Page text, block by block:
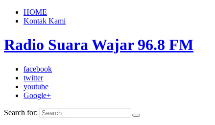
HOME
Kontak Kami
Radio Suara Wajar 96.8 FM
facebook
twitter
youtube
Google+
Search for: